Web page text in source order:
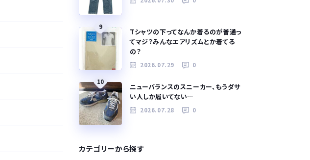
9
Tシャツの下ってなんか着るのが普通っ
てマジ？みんなエアリズムとか着てる
の？
2026.07.29 0
10
ニューバランスのスニーカー、もうダサ
い人しか履いてない…
2026.07.28 0
カテゴリーから探す